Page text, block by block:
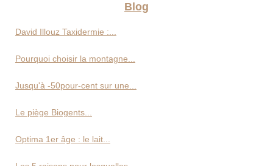
Blog
David Illouz Taxidermie :...
Pourquoi choisir la montagne...
Jusqu'à -50pour-cent sur une...
Le piège Biogents...
Optima 1er âge : le lait...